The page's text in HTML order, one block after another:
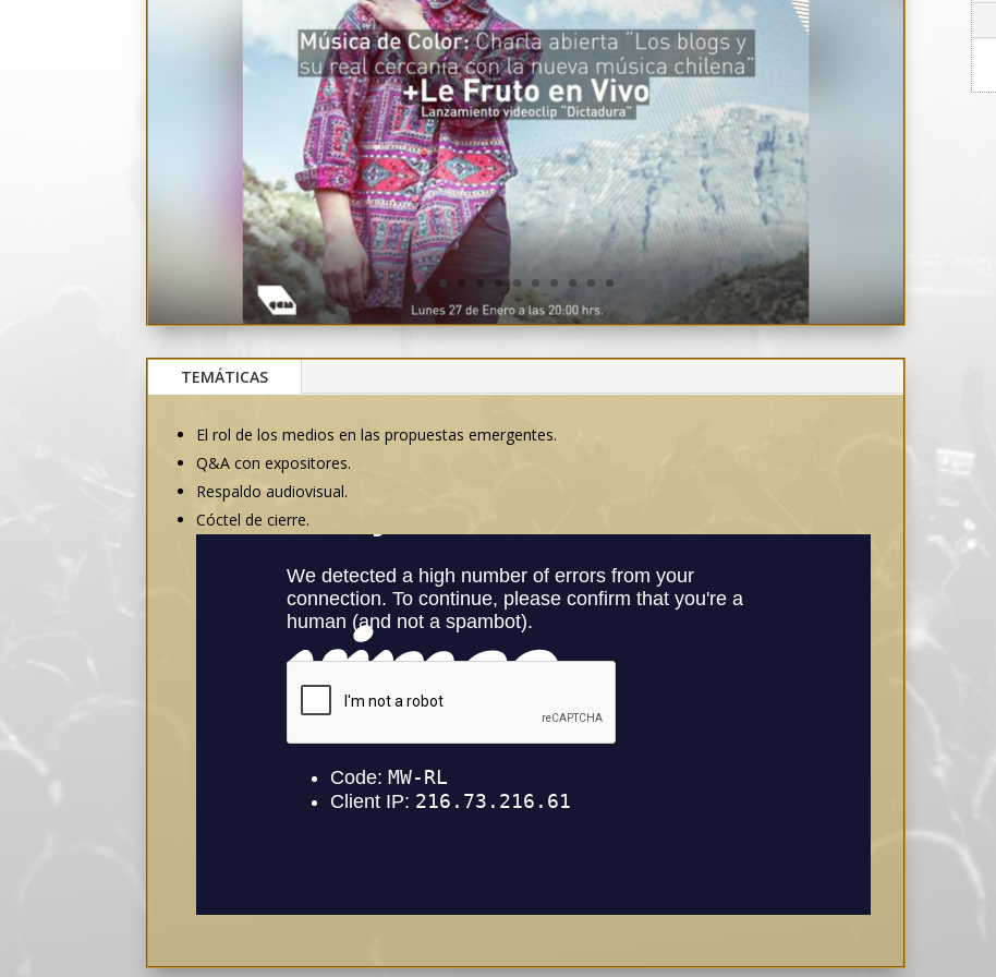
TEMÁTICAS
El rol de los medios en las propuestas emergentes.
Q&A con expositores.
Respaldo audiovisual.
Cóctel de cierre.